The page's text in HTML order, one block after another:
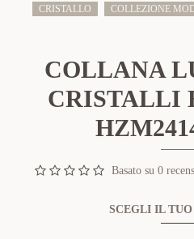
CRISTALLO
COLLEZIONE
COLLANA
CRISTALLI
Basato su 0
SCEGLI IL